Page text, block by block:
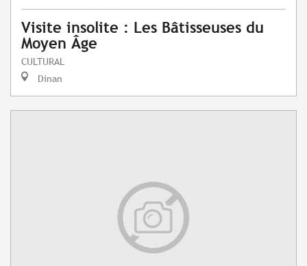
Visite insolite : Les Bâtisseuses du
Moyen Âge
CULTURAL
Dinan